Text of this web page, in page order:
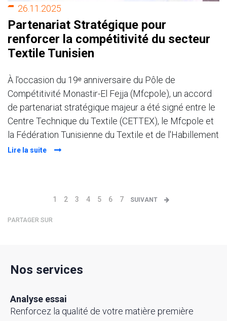
26.11.2025
Partenariat Stratégique pour
renforcer la compétitivité du secteur
Textile Tunisien
À l'occasion du 19ᵉ anniversaire du Pôle de
Compétitivité Monastir-El Fejja (Mfcpole), un accord
de partenariat stratégique majeur a été signé entre le
Centre Technique du Textile (CETTEX), le Mfcpole et
la Fédération Tunisienne du Textile et de l'Habillement
Lire la suite
1 2 3 4 5 6 7 SUIVANT
PARTAGER SUR
Nos services
Analyse essai
Renforcez la qualité de votre matière première